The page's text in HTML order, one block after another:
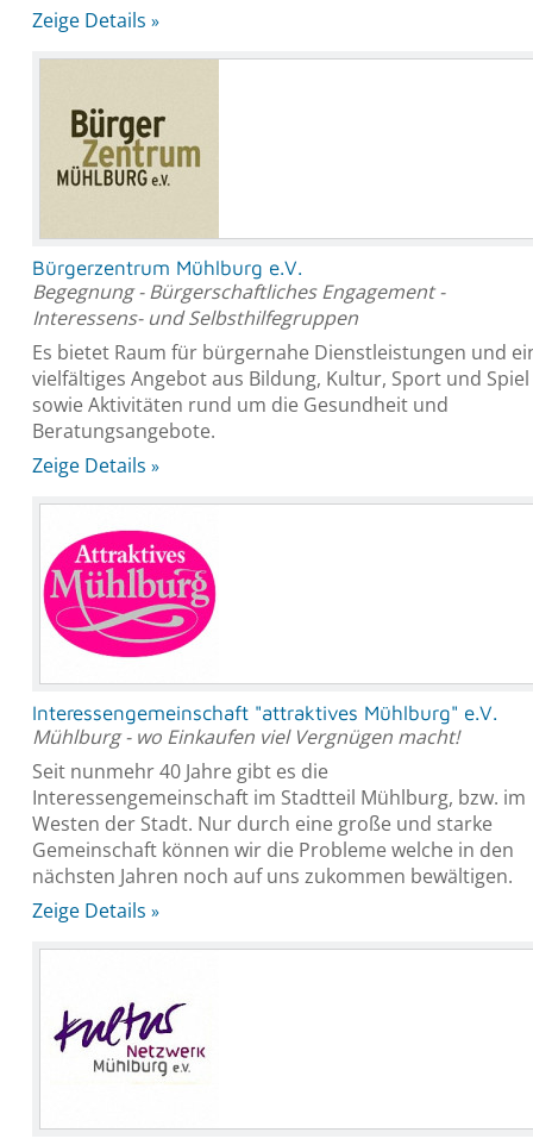
Zeige Details
Bürgerzentrum Mühlburg e.V.
Begegnung - Bürgerschaftliches Engagement -
Interessens- und Selbsthilfegruppen
Es bietet Raum für bürgernahe Dienstleistungen und
vielfältiges Angebot aus Bildung, Kultur, Sport und Spiel
sowie Aktivitäten rund um die Gesundheit und
Beratungsangebote.
Zeige Details
Interessengemeinschaft "attraktives Mühlburg" e.V.
Mühlburg - wo Einkaufen viel Vergnügen macht!
Seit nunmehr 40 Jahre gibt es die
Interessengemeinschaft im Stadtteil Mühlburg, bzw. im
Westen der Stadt. Nur durch eine große und starke
Gemeinschaft können wir die Probleme welche in den
nächsten Jahren noch auf uns zukommen bewältigen.
Zeige Details